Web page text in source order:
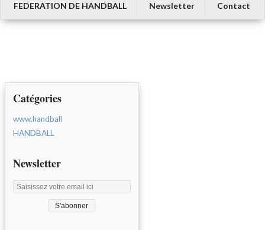
FEDERATION DE HANDBALL
Newsletter Contact
Catégories
www.handball
HANDBALL
Newsletter